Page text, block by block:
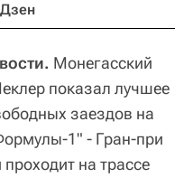
Дзен
Монегасский
показал лучшее
заездов на
1" - Гран-при
на трассе